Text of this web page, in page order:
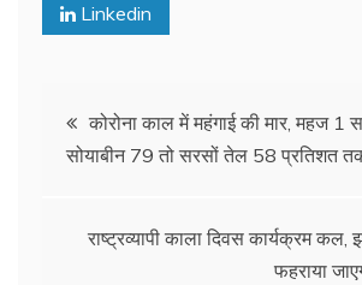
Linkedin
Post
navigation
कोरोना काल में महंगाई की मार, महज 1
सोयाबीन 79 तो सरसों तेल 58 प्रतिशत
राष्ट्रव्यापी काला दिवस कार्यक्रम कल,
फहराया